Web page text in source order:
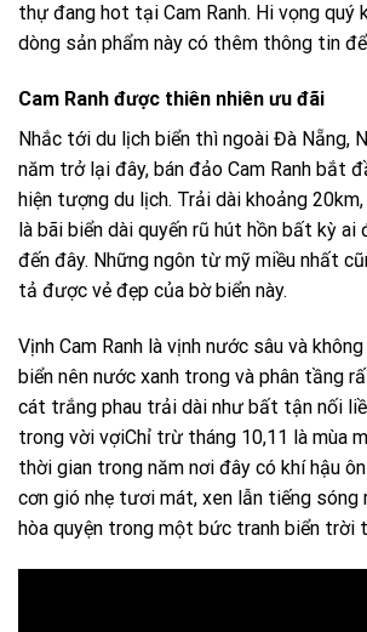
thự đang hot tại Cam Ranh. Hi vọng quý
dòng sản phẩm này có thêm thông tin
Cam Ranh được thiên nhiên ưu đãi
Nhắc tới du lịch biển thì ngoài Đà Nẵng,
năm trở lại đây, bán đảo Cam Ranh bắt
hiện tượng du lịch. Trải dài khoảng 20km,
là bãi biển dài quyến rũ hút hồn bất kỳ
đến đây. Những ngôn từ mỹ miều nhất
tả được vẻ đẹp của bờ biển này.
Vịnh Cam Ranh là vịnh nước sâu và
biển nên nước xanh trong và phân tầng
cát trắng phau trải dài như bất tận nối
trong vời vợiChỉ trừ tháng 10,11 là mùa
thời gian trong năm nơi đây có khí hậu
cơn gió nhẹ tươi mát, xen lẫn tiếng sóng
hòa quyện trong một bức tranh biển trời